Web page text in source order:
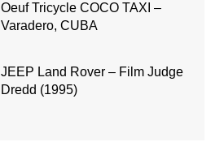
Oeuf Tricycle COCO TAXI –
Varadero, CUBA
JEEP Land Rover – Film Judge
Dredd (1995)